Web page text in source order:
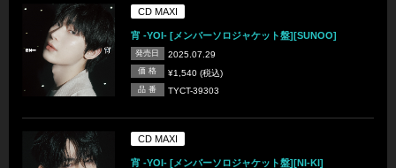
CD MAXI
宵 -YOI- [メンバーソロジャケット盤][SUNOO]
発売日 2025.07.29
価 格 ¥1,540 (税込)
品 番 TYCT-39303
CD MAXI
宵 -YOI- [メンバーソロジャケット盤][NI-KI]